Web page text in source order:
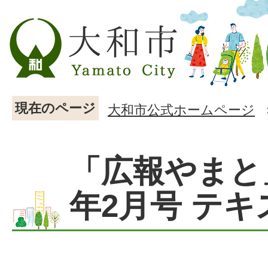
現在のページ 大和市公式ホームページ
「広報やま
年2月号 テキ